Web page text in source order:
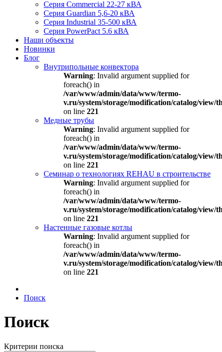
Серия Commercial 22-27 кВА
Серия Guardian 5,6-20 кВА
Серия Industrial 35-500 кВА
Серия PowerPact 5.6 кВА
Наши объекты
Новинки
Блог
Внутрипольные конвектора
Warning: Invalid argument supplied for
foreach() in
/var/www/admin/data/www/termo-
v.ru/system/storage/modification/catalog/view/
on line 221
Медные трубы
Warning: Invalid argument supplied for
foreach() in
/var/www/admin/data/www/termo-
v.ru/system/storage/modification/catalog/view/
on line 221
Семинар о технологиях REHAU в строительстве
Warning: Invalid argument supplied for
foreach() in
/var/www/admin/data/www/termo-
v.ru/system/storage/modification/catalog/view/
on line 221
Настенные газовые котлы
Warning: Invalid argument supplied for
foreach() in
/var/www/admin/data/www/termo-
v.ru/system/storage/modification/catalog/view/
on line 221
Поиск
Поиск
Критерии поиска